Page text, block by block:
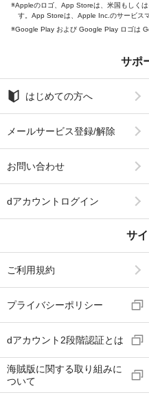
Appleのロゴ、App Storeは、米国もしく
す。App Storeは、Apple Inc.のサービス
Google Play および Google Play ロゴは
サポ
はじめての方へ
メールサービス登録/解除
お問い合わせ
dアカウントログイン
サ
ご利用規約
プライバシーポリシー
dアカウント2段階認証とは
海賊版に関する取り組みに
ついて